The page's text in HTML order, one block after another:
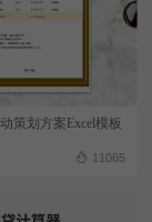
策划方案Excel模板
11065